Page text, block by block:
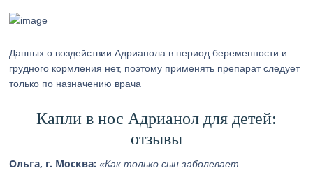
Данных о воздействии Адрианола в период беременности и
грудного кормления нет, поэтому применять препарат следует
только по назначению врача
Капли в нос Адрианол для детей:
отзывы
Ольга, г. Москва: «Как только сын заболевает